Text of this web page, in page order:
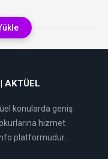
AKTÜEL
konularda geniş
hizmet
platformudur...